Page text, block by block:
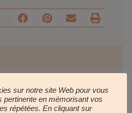
sur notre site Web pour vous
pertinente en mémorisant vos
répétées. En cliquant sur